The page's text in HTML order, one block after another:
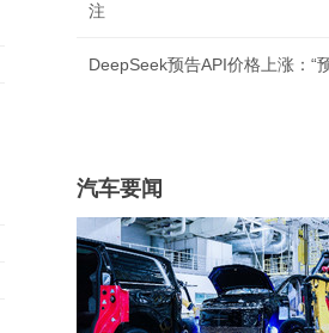
注
DeepSeek预告API价格上涨：“
汽车要闻